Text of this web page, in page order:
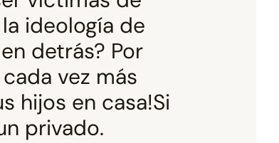
ideología de
detrás? Por
vez más
hijos en casa!Si
privado.